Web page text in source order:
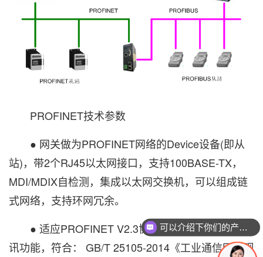
PROFINET技术参数
● 网关做为PROFINET网络的Device设备(即从
站)，带2个RJ45以太网接口，支持100BASE-TX，
MDI/MDIX自检测，集成以太网交换机，可以组成链
式网络，支持环网冗余。
● 适应PROFINET V2.3协议，采用实时(RT)通
讯功能，符合： GB/T 25105-2014《工业通信网络现
可以介绍下你们的产品么？